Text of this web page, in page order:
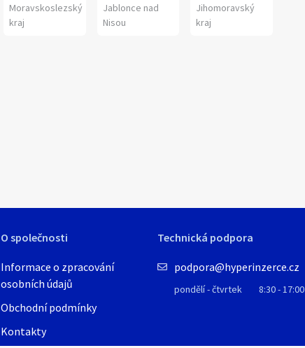
Moravskoslezský
kraj
Jablonce nad
Nisou
Jihomoravský
kraj
O společnosti
Informace o zpracování
osobních údajů
Obchodní podmínky
Kontakty
Technická podpora
podpora@hyperinzerce.cz
pondělí - čtvrtek 8:30 - 17:00